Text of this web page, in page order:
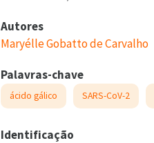
Autores
Maryélle Gobatto de Carvalho
Palavras-chave
ácido gálico SARS-CoV-2
Identificação